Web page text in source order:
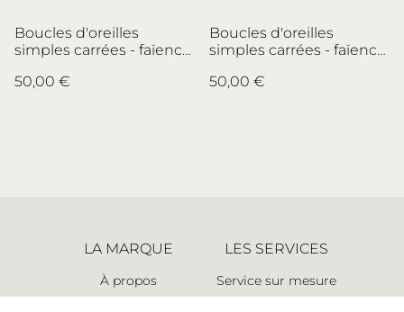
Boucles d'oreilles
simples carrées - faïence
50,00 €
Boucles d'oreilles
simples carrées - faïence
50,00 €
LA MARQUE
À propos
LES SERVICES
Service sur mesure